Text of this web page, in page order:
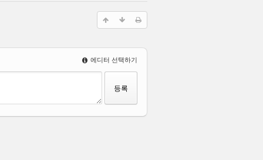
에디터 선택하기